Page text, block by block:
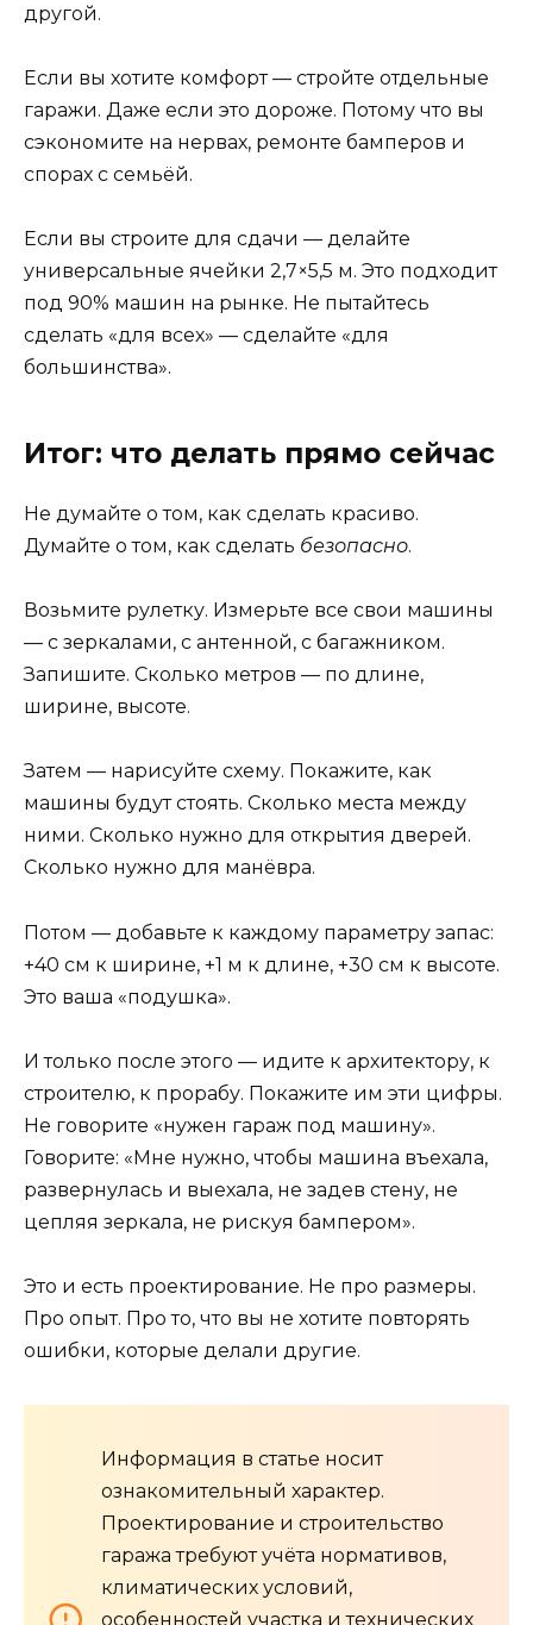
другой.
Если вы хотите комфорт — стройте отдельные
гаражи. Даже если это дороже. Потому что вы
сэкономите на нервах, ремонте бамперов и
спорах с семьёй.
Если вы строите для сдачи — делайте
универсальные ячейки 2,7×5,5 м. Это подходит
под 90% машин на рынке. Не пытайтесь
сделать «для всех» — сделайте «для
большинства».
Итог: что делать прямо сейчас
Не думайте о том, как сделать красиво.
Думайте о том, как сделать безопасно.
Возьмите рулетку. Измерьте все свои машины
— с зеркалами, с антенной, с багажником.
Запишите. Сколько метров — по длине,
ширине, высоте.
Затем — нарисуйте схему. Покажите, как
машины будут стоять. Сколько места между
ними. Сколько нужно для открытия дверей.
Сколько нужно для манёвра.
Потом — добавьте к каждому параметру запас:
+40 см к ширине, +1 м к длине, +30 см к высоте.
Это ваша «подушка».
И только после этого — идите к архитектору, к
строителю, к прорабу. Покажите им эти цифры.
Не говорите «нужен гараж под машину».
Говорите: «Мне нужно, чтобы машина въехала,
развернулась и выехала, не задев стену, не
цепляя зеркала, не рискуя бампером».
Это и есть проектирование. Не про размеры.
Про опыт. Про то, что вы не хотите повторять
ошибки, которые делали другие.
Информация в статье носит
ознакомительный характер.
Проектирование и строительство
гаража требуют учёта нормативов,
климатических условий,
особенностей участка и технических